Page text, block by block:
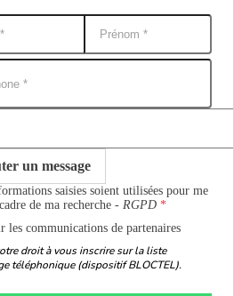
un message
saisies soient utilisées pour me
de ma recherche -RGPD
les communications de partenaires
droit à vous inscrire sur la liste
téléphonique (dispositif BLOCTEL).